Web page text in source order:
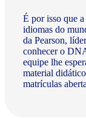
É por isso que
idiomas do
da Pearson,
conhecer o
equipe lhe
material
matrículas